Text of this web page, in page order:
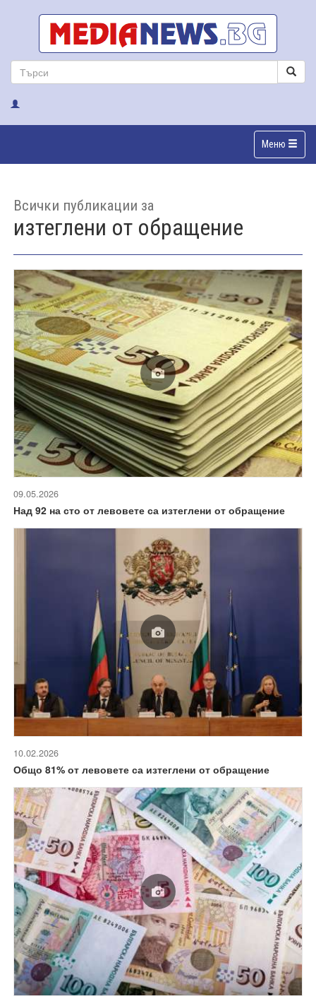
Меню
Всички публикации за
изтеглени от обращение
09.05.2026
Над 92 на сто от левовете са изтеглени от обращение
10.02.2026
Общо 81% от левовете са изтеглени от обращение